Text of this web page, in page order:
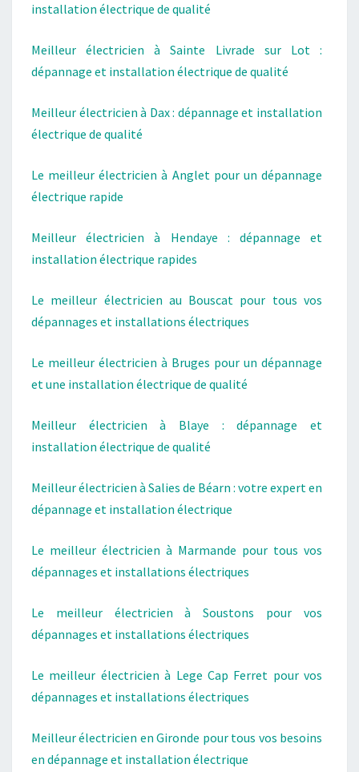
installation électrique de qualité
Meilleur électricien à Sainte Livrade sur Lot :
dépannage et installation électrique de qualité
Meilleur électricien à Dax : dépannage et installation
électrique de qualité
Le meilleur électricien à Anglet pour un dépannage
électrique rapide
Meilleur électricien à Hendaye : dépannage et
installation électrique rapides
Le meilleur électricien au Bouscat pour tous vos
dépannages et installations électriques
Le meilleur électricien à Bruges pour un dépannage
et une installation électrique de qualité
Meilleur électricien à Blaye : dépannage et
installation électrique de qualité
Meilleur électricien à Salies de Béarn : votre expert en
dépannage et installation électrique
Le meilleur électricien à Marmande pour tous vos
dépannages et installations électriques
Le meilleur électricien à Soustons pour vos
dépannages et installations électriques
Le meilleur électricien à Lege Cap Ferret pour vos
dépannages et installations électriques
Meilleur électricien en Gironde pour tous vos besoins
en dépannage et installation électrique